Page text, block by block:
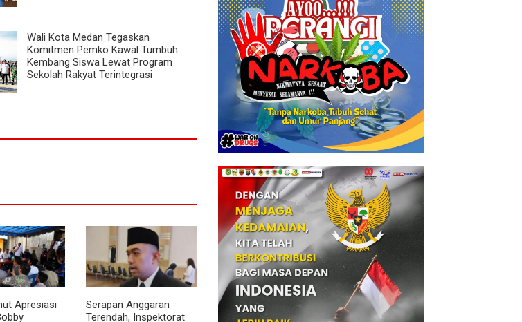
Wali Kota Medan Tegaskan
Komitmen Pemko Kawal Tumbuh
Kembang Siswa Lewat Program
Sekolah Rakyat Terintegrasi
Apresiasi
Serapan Anggaran
Terendah, Inspektorat